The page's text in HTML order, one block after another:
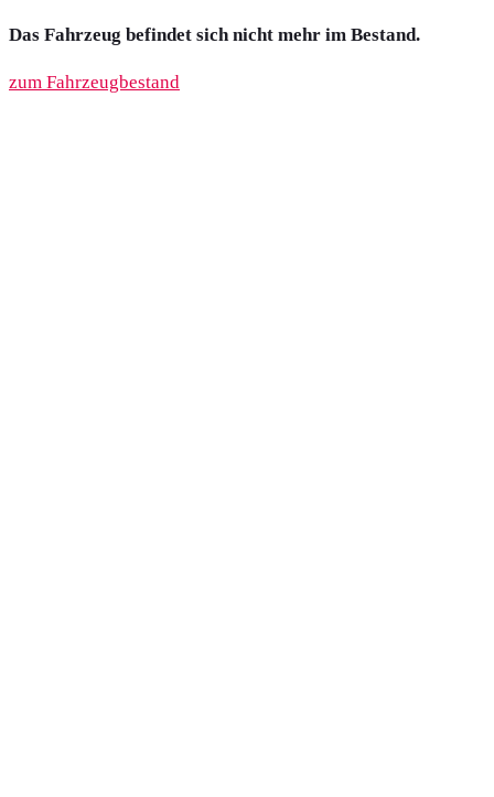
Das Fahrzeug befindet sich nicht mehr im Bestand.
zum Fahrzeugbestand